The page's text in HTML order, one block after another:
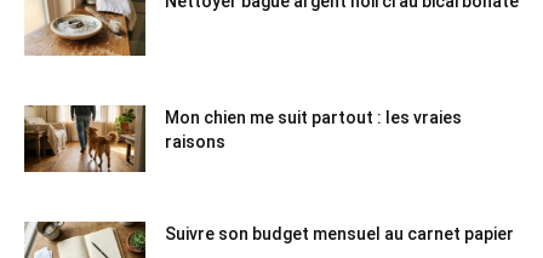
Mon chien me suit partout : les vraies
raisons
Suivre son budget mensuel au carnet papier